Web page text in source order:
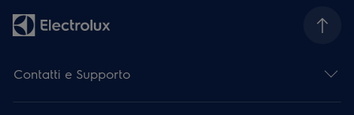
Contatti e Supporto